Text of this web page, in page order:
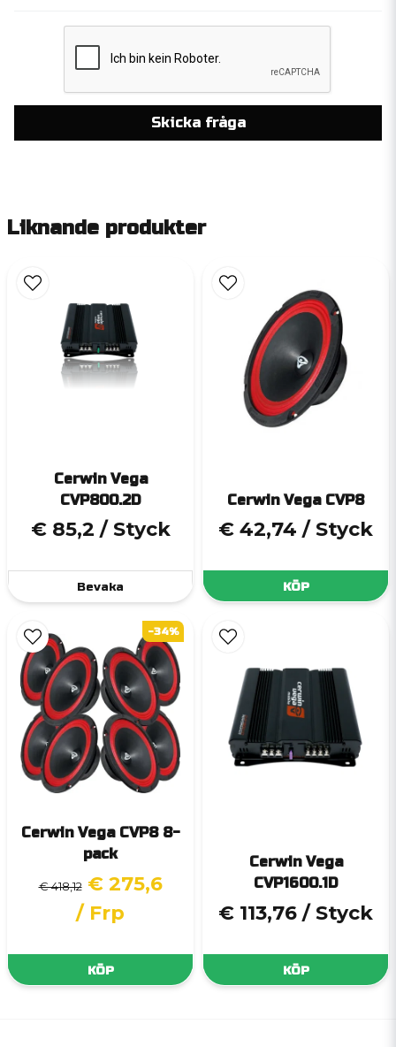
Skicka fråga
Liknande produkter
Cerwin Vega
CVP800.2D
€ 85,2 / Styck
Bevaka
Cerwin Vega CVP8
€ 42,74 / Styck
KÖP
Cerwin Vega CVP8 8-
pack
€ 418,12 € 275,6
/ Frp
KÖP
-34%
Cerwin Vega
CVP1600.1D
€ 113,76 / Styck
KÖP